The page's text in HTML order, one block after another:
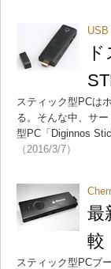
USB
スティック型PCは
る。そんな中、サ
型PC「Diginnos
（2016/3/7）
最
較
スティック型PCブ